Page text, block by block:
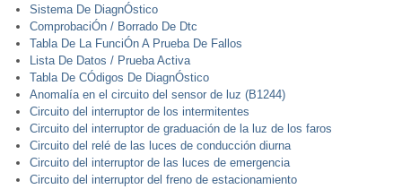
Sistema De DiagnÓstico
ComprobaciÓn / Borrado De Dtc
Tabla De La FunciÓn A Prueba De Fallos
Lista De Datos / Prueba Activa
Tabla De CÓdigos De DiagnÓstico
Anomalía en el circuito del sensor de luz (B1244)
Circuito del interruptor de los intermitentes
Circuito del interruptor de graduación de la luz de los faros
Circuito del relé de las luces de conducción diurna
Circuito del interruptor de las luces de emergencia
Circuito del interruptor del freno de estacionamiento